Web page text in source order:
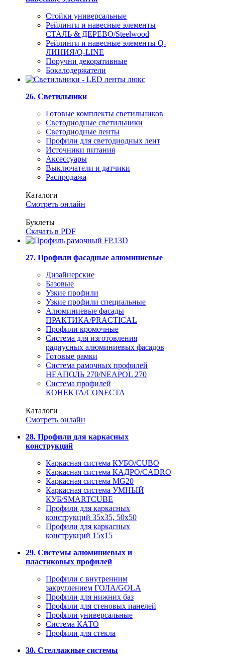
Стойки универсальные
Рейлинги и навесные элементы
СТАЛЬ & ДЕРЕВО/Steelwood
Рейлинги и навесные элементы Q-
ЛИНИЯ/Q-LINE
Поручни декоративные
Бокалодержатели
26. Светильники
Готовые комплекты светильников
Светодиодные светильники
Светодиодные ленты
Профили для светодиодных лент
Источники питания
Аксессуары
Выключатели и датчики
Распродажа
Каталоги
Смотреть онлайн
Буклеты
Скачать в PDF
27. Профили фасадные алюминиевые
Дизайнерские
Базовые
Узкие профили
Узкие профили специальные
Алюминиевые фасады
ПРАКТИКА/PRACTICAL
Профили кромочные
Система для изготовления
радиусных алюминиевых фасадов
Готовые рамки
Система рамочных профилей
НЕАПОЛЬ 270/NEAPOL 270
Система профилей
КОНЕКТА/CONECTA
Каталоги
Смотреть онлайн
28. Профили для каркасных
конструкций
Каркасная система КУБО/CUBO
Каркасная система КАДРО/CADRO
Каркасная система MG20
Каркасная система УМНЫЙ
КУБ/SMARTCUBE
Профили для каркасных
конструкций 35x35, 50x50
Профили для каркасных
конструкций 15х15
29. Системы алюминиевых и
пластиковых профилей
Профили с внутренним
закруглением ГОЛА/GOLA
Профили для нижних баз
Профили для стеновых панелей
Профили универсальные
Система КАТО
Профили для стекла
30. Стеллажные системы